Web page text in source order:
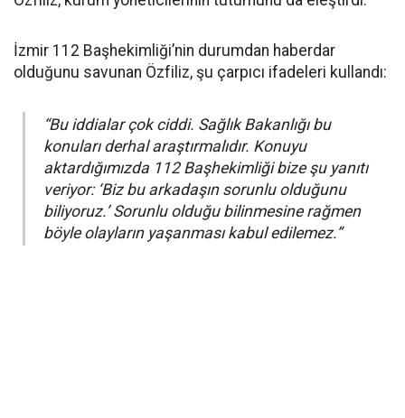
İzmir 112 Başhekimliği’nin durumdan haberdar
olduğunu savunan Özfiliz, şu çarpıcı ifadeleri kullandı:
“Bu iddialar çok ciddi. Sağlık Bakanlığı bu
konuları derhal araştırmalıdır. Konuyu
aktardığımızda 112 Başhekimliği bize şu yanıtı
veriyor: ‘Biz bu arkadaşın sorunlu olduğunu
biliyoruz.’ Sorunlu olduğu bilinmesine rağmen
böyle olayların yaşanması kabul edilemez.”